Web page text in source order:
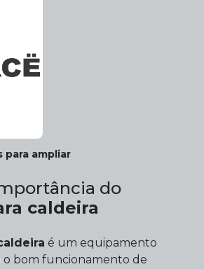
para ampliar
do
caldeira
é um equipamento
bom funcionamento de